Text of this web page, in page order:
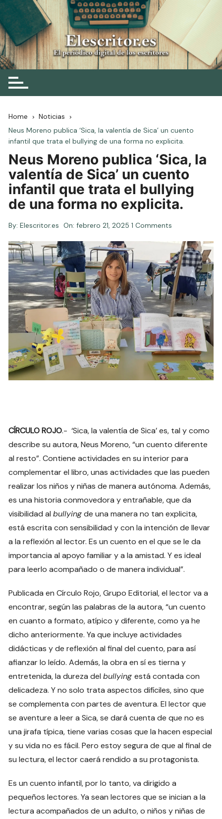
Skip
to
content
Elescritor.es
El periódico digital de los escritores
Home
Noticias
Neus Moreno publica ‘Sica, la valentía de Sica’ un cuento
infantil que trata el bullying de una forma no explicita.
Neus Moreno publica ‘Sica, la
valentía de Sica’ un cuento
infantil que trata el bullying
de una forma no explicita.
By: Elescritor.es On:febrero 21, 2025 1 Comments
CÍRCULO ROJO.- ‘Sica, la valentía de Sica’ es, tal y como
describe su autora, Neus Moreno, “un cuento diferente
al resto”. Contiene actividades en su interior para
complementar el libro, unas actividades que las pueden
realizar los niños y niñas de manera autónoma. Además,
es una historia conmovedora y entrañable, que da
visibilidad albullyingde una manera no tan explicita,
está escrita con sensibilidad y con la intención de llevar
a la reflexión al lector. Es un cuento en el que se le da
importancia al apoyo familiar y a la amistad. Y es ideal
para leerlo acompañado o de manera individual”.
Publicada en Círculo Rojo, Grupo Editorial, el lector va a
encontrar, según las palabras de la autora, “un cuento
en cuanto a formato, atípico y diferente, como ya he
dicho anteriormente. Ya que incluye actividades
didácticas y de reflexión al final del cuento, para así
afianzar lo leído. Además, la obra en sí es tierna y
entretenida, la dureza delbullyingestá contada con
delicadeza. Y no solo trata aspectos difíciles, sino que
se complementa con partes de aventura. El lector que
se aventure a leer a Sica, se dará cuenta de que no es
una jirafa típica, tiene varias cosas que la hacen especial
y su vida no es fácil. Pero estoy segura de que al final de
su lectura, el lector caerá rendido a su protagonista.
Es un cuento infantil, por lo tanto, va dirigido a
pequeños lectores. Ya sean lectores que se inician a la
lectura acompañados de un adulto, o niños y niñas de